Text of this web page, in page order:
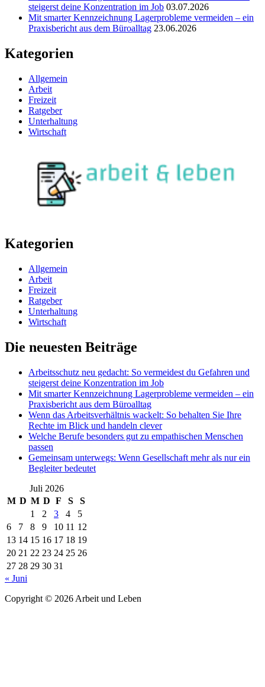
steigerst deine Konzentration im Job 03.07.2026
Mit smarter Kennzeichnung Lagerprobleme vermeiden – ein
Praxisbericht aus dem Büroalltag 23.06.2026
Kategorien
Allgemein
Arbeit
Freizeit
Ratgeber
Unterhaltung
Wirtschaft
Kategorien
Allgemein
Arbeit
Freizeit
Ratgeber
Unterhaltung
Wirtschaft
Die neuesten Beiträge
Arbeitsschutz neu gedacht: So vermeidest du Gefahren und
steigerst deine Konzentration im Job
Mit smarter Kennzeichnung Lagerprobleme vermeiden – ein
Praxisbericht aus dem Büroalltag
Wenn das Arbeitsverhältnis wackelt: So behalten Sie Ihre
Rechte im Blick und handeln clever
Welche Berufe besonders gut zu empathischen Menschen
passen
Gemeinsam unterwegs: Wenn Gesellschaft mehr als nur ein
Begleiter bedeutet
Juli 2026
M D M D F S
S
1
2 3 4
5
6
7 8 9 10 11 12
13 14 15 16 17 18 19
20 21 22 23 24 25 26
27 28 29 30 31
« Juni
Copyright © 2026 Arbeit und Leben